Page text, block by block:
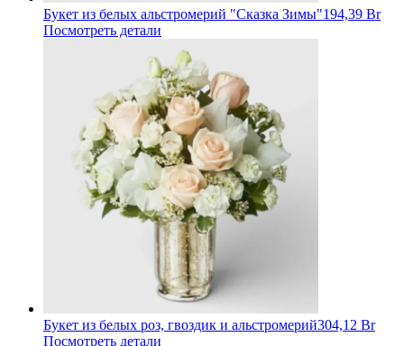
Букет из белых альстромерий "Сказка Зимы"194,39 Br
Посмотреть детали
Букет из белых роз, гвоздик и альстромерий304,12 Br
Посмотреть детали